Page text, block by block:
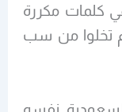
كلمات مكررة
تخلوا من سب